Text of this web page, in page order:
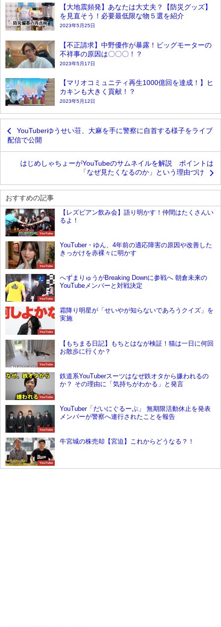
【大地震頻発】あなたは大丈夫？【防災グッズ】
を見直そう！必要最低限な物５選を紹介
2023年5月25日
【不正請求】中野優作が暴露！ビッグモーターの
不祥事の原因は〇〇〇！？
2023年5月17日
【マリオコミュニティ再生1000億回を達成！】ヒ
カキンも大きく貢献！？
2023年5月12日
YouTuberゆうせい荘、大麻を手に警察に自首する様子をライブ
配信で公開
はじめしゃちょーがYouTubeのサムネイルを解説 ポイントは
「なぜ見たくなるのか」という理由づけ
おすすめの記事
YouTube
【レズビアン飲み会】語り明かす！仲間はたくさんい
るよ！
YouTube
YouTuber・ゆん、4年前の適応障害の原因や改善した
きっかけを赤裸々に明かす
YouTube
へずまりゅうがBreaking Downに参戦へ 朝倉未来の
YouTubeメンバーと対戦決定
YouTube
霜降り明星が「せいやが知らないであろうクイズ」を
実施
YouTube
【もちまる日記】もちとはなが検証！猫は一日に何回
お散歩に行くか？
YouTube
鉄道系YouTuberスーツはなぜ鉄オタから嫌われるの
か？ その理由に「気持ちがわかる」と発言
YouTube
YouTuber「だいにぐるーぷ」 無期限活動休止を発表
メンバーが警察へ連行されたことを報告
YouTube
牛宮城の株売却【宮迫】これからどうなる？！